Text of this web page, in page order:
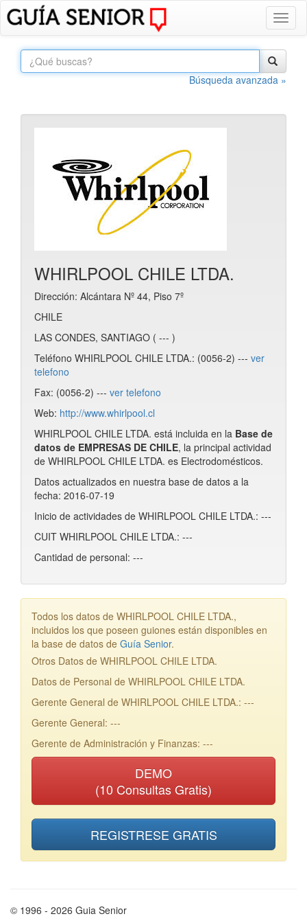
Búsqueda avanzada »
WHIRLPOOL CHILE LTDA.
Dirección: Alcántara Nº 44, Piso 7º
CHILE
LAS CONDES, SANTIAGO ( --- )
Teléfono WHIRLPOOL CHILE LTDA.: (0056-2) --- ver
telefono
Fax: (0056-2) --- ver telefono
Web: http://www.whirlpool.cl
WHIRLPOOL CHILE LTDA. está incluida en la Base de
datos de EMPRESAS DE CHILE, la principal actividad
de WHIRLPOOL CHILE LTDA. es Electrodomésticos.
Datos actualizados en nuestra base de datos a la
fecha: 2016-07-19
Inicio de actividades de WHIRLPOOL CHILE LTDA.: ---
CUIT WHIRLPOOL CHILE LTDA.: ---
Cantidad de personal: ---
Todos los datos de WHIRLPOOL CHILE LTDA.,
incluidos los que poseen guiones están disponibles en
la base de datos de Guía Senior.
Otros Datos de WHIRLPOOL CHILE LTDA.
Datos de Personal de WHIRLPOOL CHILE LTDA.
Gerente General de WHIRLPOOL CHILE LTDA.: ---
Gerente General: ---
Gerente de Administración y Finanzas: ---
DEMO
(10 Consultas Gratis)
REGISTRESE GRATIS
© 1996 - 2026 Guia Senior